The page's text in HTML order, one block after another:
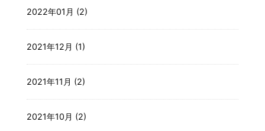
2022年01月 (2)
2021年12月 (1)
2021年11月 (2)
2021年10月 (2)